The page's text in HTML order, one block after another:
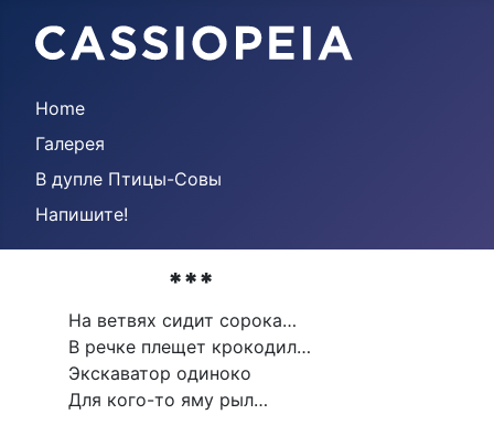
Home
Галерея
В дупле Птицы-Совы
Напишите!
***
На ветвях сидит сорока…
В речке плещет крокодил…
Экскаватор одиноко
Для кого-то яму рыл…